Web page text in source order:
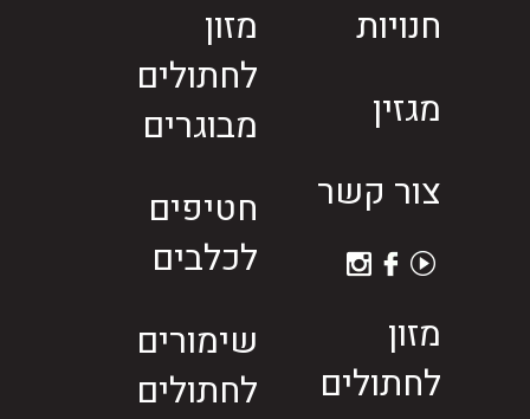
חנויות
מגזין
צור קשר
מזון
לחתולים
מזון
לחתולים
מבוגרים
חטיפים
לכלבים
שימורים
לחתולים